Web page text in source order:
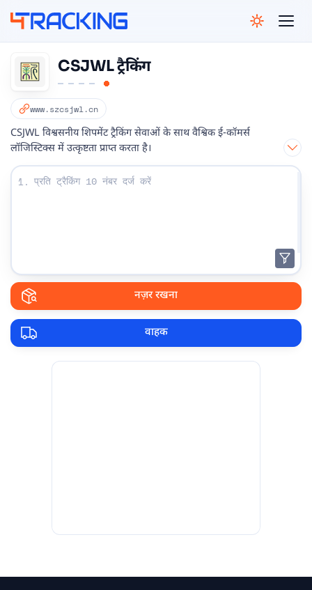
CSJWL ट्रैकिंग
www.szcsjwl.cn
CSJWL विश्वसनीय शिपमेंट ट्रैकिंग सेवाओं के साथ वैश्विक ई-कॉमर्स
लॉजिस्टिक्स में उत्कृष्टता प्राप्त करता है।
अपना ट्रैकिंग नंबर दर्ज करें:
1.
नज़र रखना
वाहक